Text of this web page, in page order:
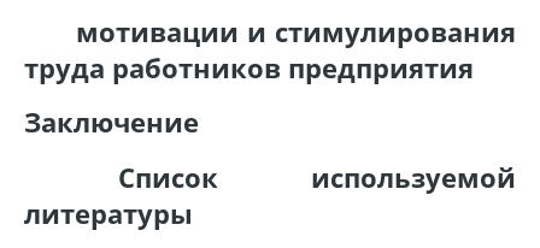
мотивации и стимулирования
труда работников предприятия
Заключение
Список используемой
литературы